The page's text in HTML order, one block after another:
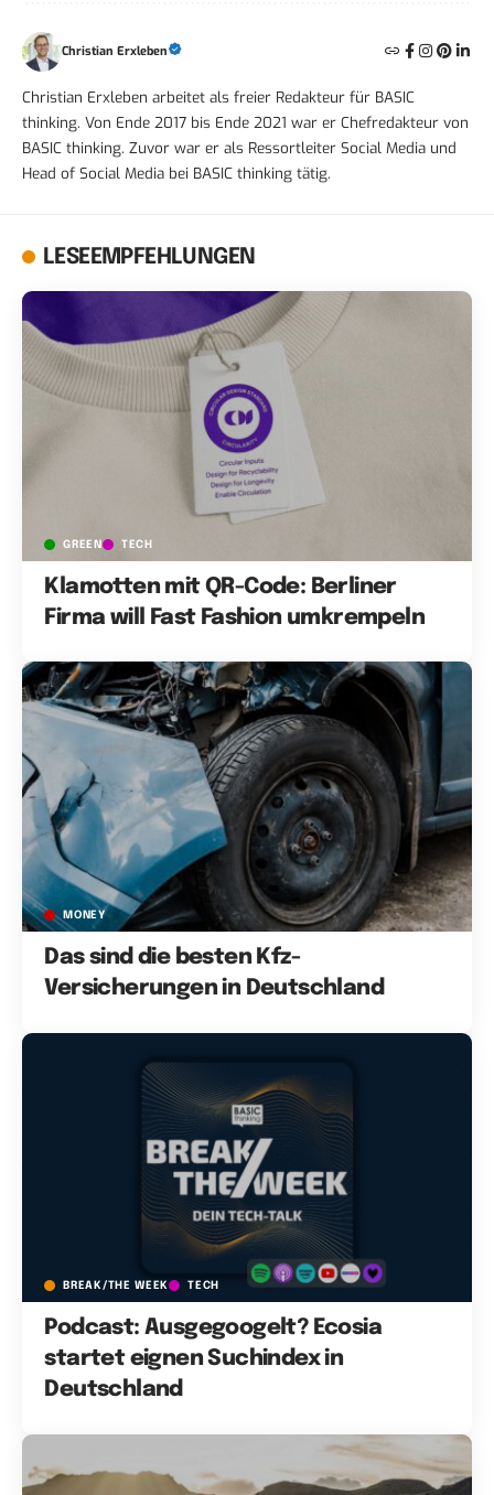
Christian Erxleben
Christian Erxleben arbeitet als freier Redakteur für BASIC
thinking. Von Ende 2017 bis Ende 2021 war er Chefredakteur von
BASIC thinking. Zuvor war er als Ressortleiter Social Media und
Head of Social Media bei BASIC thinking tätig.
LESEEMPFEHLUNGEN
GREEN TECH
Klamotten mit QR-Code: Berliner
Firma will Fast Fashion umkrempeln
MONEY
Das sind die besten Kfz-
Versicherungen in Deutschland
BREAK/THE WEEK TECH
Podcast: Ausgegoogelt? Ecosia
startet eignen Suchindex in
Deutschland